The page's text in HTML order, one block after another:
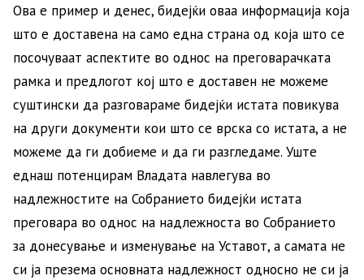
Ова е пример и денес, бидејќи оваа информација која
што е доставена на само една страна од која што се
посочуваат аспектите во однос на преговарачката
рамка и предлогот кој што е доставен не можеме
суштински да разговараме бидејќи истата повикува
на други документи кои што се врска со истата, а не
можеме да ги добиеме и да ги разгледаме. Уште
еднаш потенцирам Владата навлегува во
надлежностите на Собранието бидејќи истата
преговара во однос на надлежноста во Собранието
за донесување и изменување на Уставот, а самата не
си ја презема основната надлежност односно не си ја